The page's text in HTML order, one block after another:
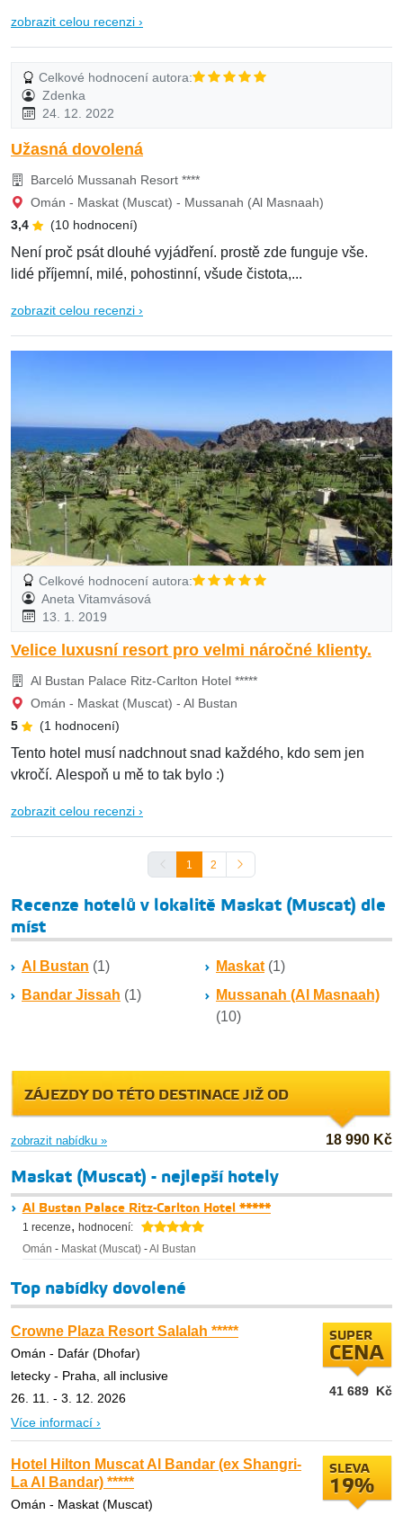
zobrazit celou recenzi ›
Celkové hodnocení autora:
Zdenka
24. 12. 2022
Užasná dovolená
Barceló Mussanah Resort ****
Omán - Maskat (Muscat) - Mussanah (Al Masnaah)
3,4
(10 hodnocení)
Není proč psát dlouhé vyjádření. prostě zde funguje vše.
lidé příjemní, milé, pohostinní, všude čistota,...
zobrazit celou recenzi ›
Celkové hodnocení autora:
Aneta Vitamvásová
13. 1. 2019
Velice luxusní resort pro velmi náročné klienty.
Al Bustan Palace Ritz-Carlton Hotel *****
Omán - Maskat (Muscat) - Al Bustan
5
(1 hodnocení)
Tento hotel musí nadchnout snad každého, kdo sem jen
vkročí. Alespoň u mě to tak bylo :)
zobrazit celou recenzi ›
1 2
Recenze hotelů v lokalitě Maskat (Muscat) dle
míst
Al Bustan (1)
Bandar Jissah (1)
Maskat (1)
Mussanah (Al Masnaah)
(10)
ZÁJEZDY DO TÉTO DESTINACE JIŽ OD
zobrazit nabídku » 18 990 Kč
Maskat (Muscat) - nejlepší hotely
Al Bustan Palace Ritz-Carlton Hotel *****
1 recenze, hodnocení:
Omán - Maskat (Muscat) -Al Bustan
Top nabídky dovolené
Crowne Plaza Resort Salalah *****
Omán - Dafár (Dhofar)
letecky - Praha, all inclusive
26. 11. - 3. 12. 2026
Více informací ›
SUPER
CENA
41 689 Kč
Hotel Hilton Muscat Al Bandar (ex Shangri-
La Al Bandar) *****
Omán - Maskat (Muscat)
SLEVA
19%